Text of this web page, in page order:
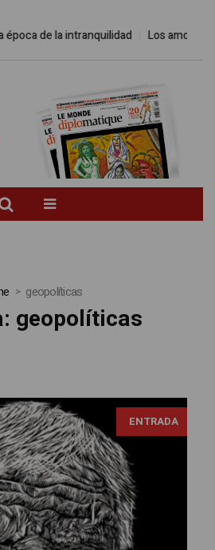
época de la intranquilidad Los amos del
geopolíticas
geopolíticas
ENTRADA